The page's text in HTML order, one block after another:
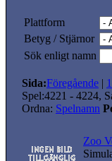
Plattform
Betyg / Stjärnor
Sök enligt namn
Sida:Föregående | 1
Spel:4221 - 4224,
Ordna: Spelnamn
Zoo